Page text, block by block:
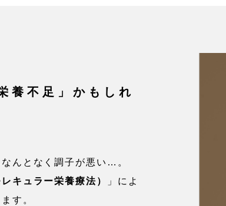
養不足」かもしれ
んとなく調子が悪い…。
キュラー栄養療法）
」によ
す。